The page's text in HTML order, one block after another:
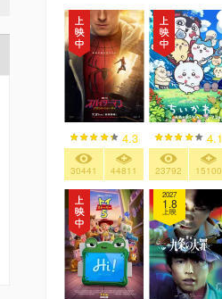
4.3
30441 44811
4.1
23792 15100
2027
1.8
上映